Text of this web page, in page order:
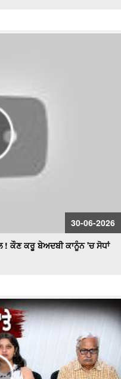
30-06-2026
! ਕੌਣ ਕਰੂ ਬੇਅਦਬੀ ਕਾਨੂੰਨ 'ਚ ਸੋਧਾਂ